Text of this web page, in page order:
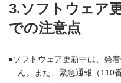
3.ソフトウェア
での注意点
ソフトウェア更新中は、発
ん。また、緊急通報（110